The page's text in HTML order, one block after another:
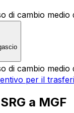
di cambio medio
di cambio medio
per il
a MGF